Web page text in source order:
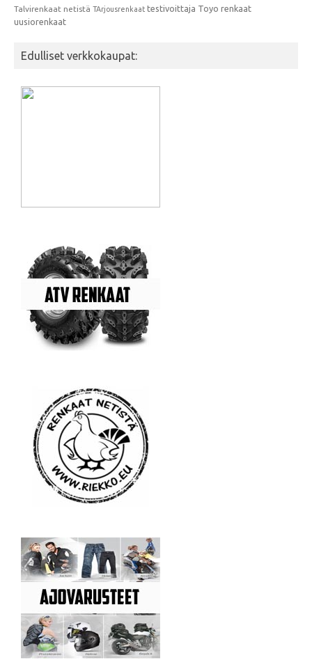
Talvirenkaat netistä TArjousrenkaat testivoittaja Toyo renkaat
uusiorenkaat
Edulliset verkkokaupat: